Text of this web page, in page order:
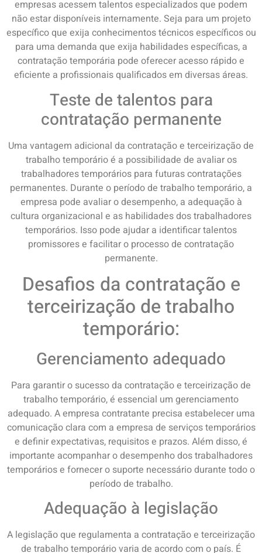
empresas acessem talentos especializados que podem
não estar disponíveis internamente. Seja para um projeto
específico que exija conhecimentos técnicos específicos ou
para uma demanda que exija habilidades específicas, a
contratação temporária pode oferecer acesso rápido e
eficiente a profissionais qualificados em diversas áreas.
Teste de talentos para
contratação permanente
Uma vantagem adicional da contratação e terceirização de
trabalho temporário é a possibilidade de avaliar os
trabalhadores temporários para futuras contratações
permanentes. Durante o período de trabalho temporário, a
empresa pode avaliar o desempenho, a adequação à
cultura organizacional e as habilidades dos trabalhadores
temporários. Isso pode ajudar a identificar talentos
promissores e facilitar o processo de contratação
permanente.
Desafios da contratação e
terceirização de trabalho
temporário:
Gerenciamento adequado
Para garantir o sucesso da contratação e terceirização de
trabalho temporário, é essencial um gerenciamento
adequado. A empresa contratante precisa estabelecer uma
comunicação clara com a empresa de serviços temporários
e definir expectativas, requisitos e prazos. Além disso, é
importante acompanhar o desempenho dos trabalhadores
temporários e fornecer o suporte necessário durante todo o
período de trabalho.
Adequação à legislação
A legislação que regulamenta a contratação e terceirização
de trabalho temporário varia de acordo com o país. É